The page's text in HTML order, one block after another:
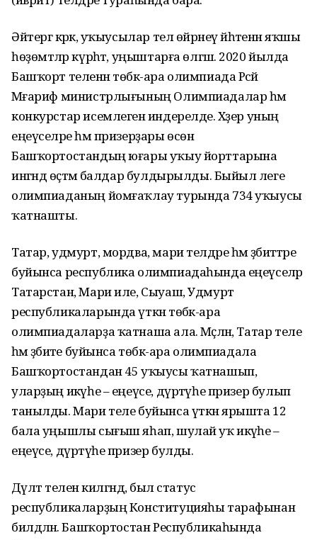
Әйтергә кәрәк, уҡыусылар тел өйрәнеү йәһәтенән яҡшы
һөҙөмтәләр күрһәтә, уңыштарға өлгәшә. 2020 йылда
Башҡорт теленән төбәк-ара олимпиада Рәсәй
Мәғариф министрлығының Олимпиадалар һәм
конкурстар исемлегенә индерелде. Хәҙер уның
еңеүселәре һәм призерҙары өсөн
Башҡортостандың юғары уҡыу йорттарына
ингәндә өҫтәмә балдар булдырылды. Быйыл әлеге
олимпиаданың йомғаҡлау турында 734 уҡыусы
ҡатнашты.
Татар, удмурт, мордва, мари телдәре һәм әҙәбиәттәре
буйынса республика олимпиадаһында еңеүселәр
Татарстан, Мари иле, Сыуаш, Удмурт
республикаларында үткән төбәк-ара
олимпиадаларҙа ҡатнаша ала. Мәҫәлән, Татар теле
һәм әҙәбиәте буйынса төбәк-ара олимпиадала
Башҡортостандан 45 уҡыусы ҡатнашып,
уларҙың икәүһе – еңеүсе, дүртәүһе призер булып
танылды. Мари теле буйынса үткән ярышта 12
бала уңышлы сығыш яһап, шулай уҡ икәүһе –
еңеүсе, дүртәүһе призер булды.
Дәүләт теленә килгәндә, был статус
республикаларҙың Конституцияһы тарафынан
билдәләнә. Башҡортостан Республикаһында